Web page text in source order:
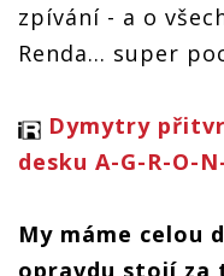
zpívání - a o
Renda... super
Dymytry
desku A-G-R-O-
My máme celou
opravdu stojí za